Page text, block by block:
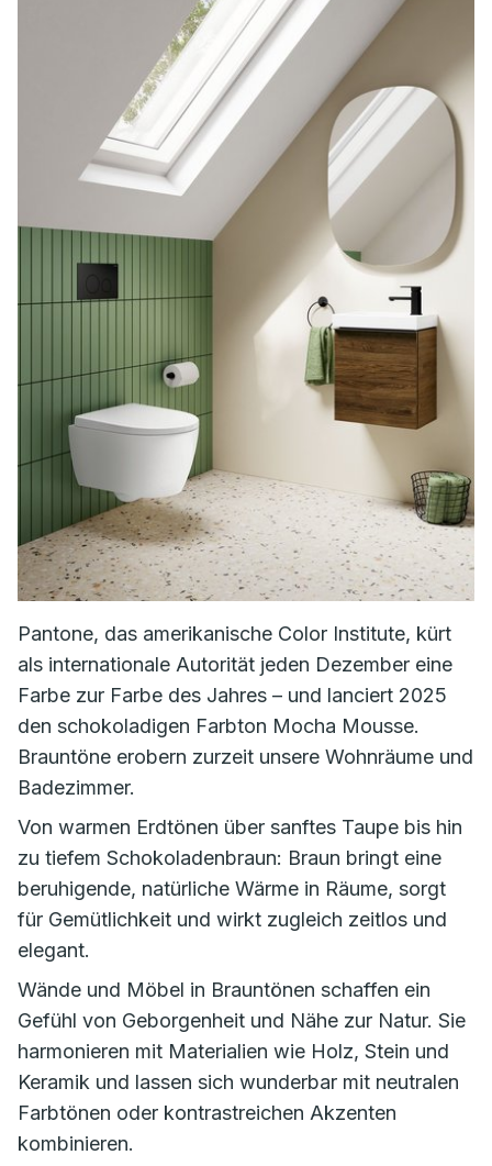
Pantone, das amerikanische Color Institute, kürt
als internationale Autorität jeden Dezember eine
Farbe zur Farbe des Jahres – und lanciert 2025
den schokoladigen Farbton Mocha Mousse.
Brauntöne erobern zurzeit unsere Wohnräume und
Badezimmer.
Von warmen Erdtönen über sanftes Taupe bis hin
zu tiefem Schokoladenbraun: Braun bringt eine
beruhigende, natürliche Wärme in Räume, sorgt
für Gemütlichkeit und wirkt zugleich zeitlos und
elegant.
Wände und Möbel in Brauntönen schaffen ein
Gefühl von Geborgenheit und Nähe zur Natur. Sie
harmonieren mit Materialien wie Holz, Stein und
Keramik und lassen sich wunderbar mit neutralen
Farbtönen oder kontrastreichen Akzenten
kombinieren.